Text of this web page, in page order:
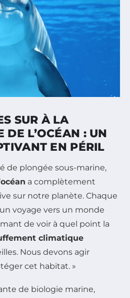
SUR À LA
DE L’OCÉAN : UN
EN PÉRIL
de plongée sous-marine,
a complètement
sur notre planète. Chaque
voyage vers un monde
de voir à quel point la
climatique
Nous devons agir
cet habitat. »
de biologie marine,